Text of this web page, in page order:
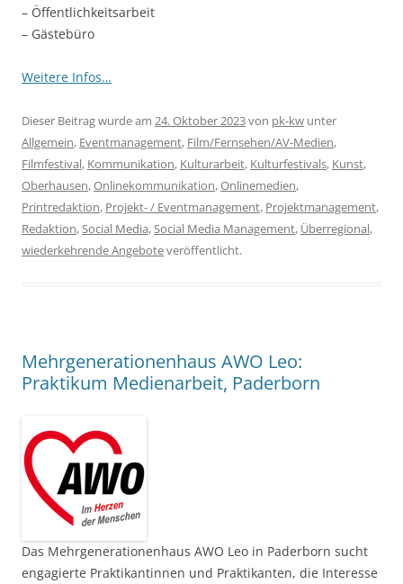
– Öffentlichkeitsarbeit
– Gästebüro
Weitere Infos…
Dieser Beitrag wurde am 24. Oktober 2023von pk-kw unter
Allgemein, Eventmanagement, Film/Fernsehen/AV-Medien,
Filmfestival, Kommunikation, Kulturarbeit, Kulturfestivals, Kunst,
Oberhausen,Onlinekommunikation,Onlinemedien,
Printredaktion, Projekt- / Eventmanagement, Projektmanagement,
Redaktion,Social Media,Social Media Management, Überregional,
wiederkehrende Angeboteveröffentlicht.
Mehrgenerationenhaus AWO Leo:
Praktikum Medienarbeit, Paderborn
Das Mehrgenerationenhaus AWO Leo in Paderborn sucht
engagierte Praktikantinnen und Praktikanten, die Interesse